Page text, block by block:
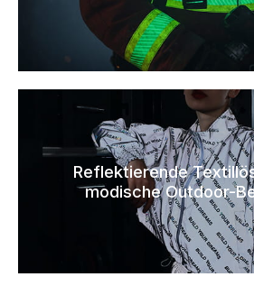
Reflektierende
modische Outdoor-